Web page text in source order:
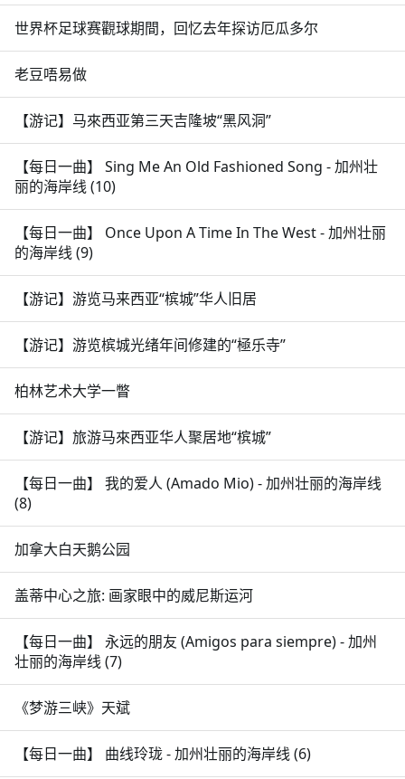
世界杯足球赛觀球期間，回忆去年探访厄瓜多尔
老豆唔易做
【游记】马來西亚第三天吉隆坡“黑风洞”
【每日一曲】 Sing Me An Old Fashioned Song - 加州壮
丽的海岸线 (10)
【每日一曲】 Once Upon A Time In The West - 加州壮丽
的海岸线 (9)
【游记】游览马来西亚“槟城”华人旧居
【游记】游览槟城光绪年间修建的“極乐寺”
柏林艺术大学一瞥
【游记】旅游马來西亚华人聚居地“槟城”
【每日一曲】 我的爱人 (Amado Mio) - 加州壮丽的海岸线
(8)
加拿大白天鹅公园
盖蒂中心之旅: 画家眼中的威尼斯运河
【每日一曲】 永远的朋友 (Amigos para siempre) - 加州
壮丽的海岸线 (7)
《梦游三峡》天斌
【每日一曲】 曲线玲珑 - 加州壮丽的海岸线 (6)